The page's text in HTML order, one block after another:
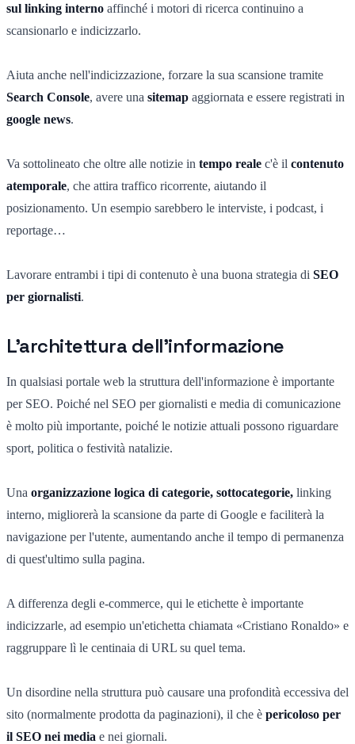
sul linking interno affinché i motori di ricerca continuino a
scansionarlo e indicizzarlo.
Aiuta anche nell'indicizzazione, forzare la sua scansione tramite
Search Console, avere una sitemap aggiornata e essere registrati in
google news.
Va sottolineato che oltre alle notizie in tempo reale c'è il contenuto
atemporale, che attira traffico ricorrente, aiutando il
posizionamento. Un esempio sarebbero le interviste, i podcast, i
reportage…
Lavorare entrambi i tipi di contenuto è una buona strategia di SEO
per giornalisti.
L'architettura dell'informazione
In qualsiasi portale web la struttura dell'informazione è importante
per SEO. Poiché nel SEO per giornalisti e media di comunicazione
è molto più importante, poiché le notizie attuali possono riguardare
sport, politica o festività natalizie.
Una organizzazione logica di categorie, sottocategorie, linking
interno, migliorerà la scansione da parte di Google e faciliterà la
navigazione per l'utente, aumentando anche il tempo di permanenza
di quest'ultimo sulla pagina.
A differenza degli e-commerce, qui le etichette è importante
indicizzarle, ad esempio un'etichetta chiamata «Cristiano Ronaldo» e
raggruppare lì le centinaia di URL su quel tema.
Un disordine nella struttura può causare una profondità eccessiva del
sito (normalmente prodotta da paginazioni), il che è pericoloso per
il SEO nei media e nei giornali.